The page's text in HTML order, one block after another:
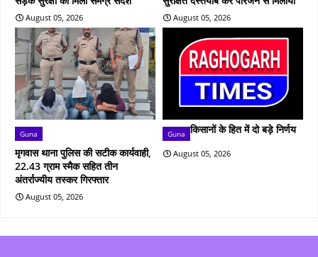
August 05, 2026 August 05, 2026
Guna
मृगवास थाना पुलिस की सटीक कार्यवाही,
22.43 ग्राम स्मैक सहित तीन
अंतर्राज्यीय तस्कर गिरफ्तार
August 05, 2026
Guna किसानों के हित में दो बड़े निर्णय
August 05, 2026